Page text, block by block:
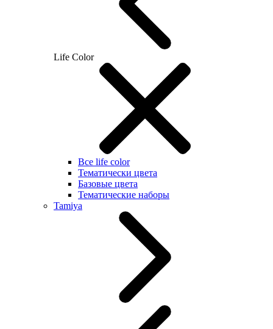
Life Color
Все life color
Тематически цвета
Базовые цвета
Тематические наборы
Tamiya